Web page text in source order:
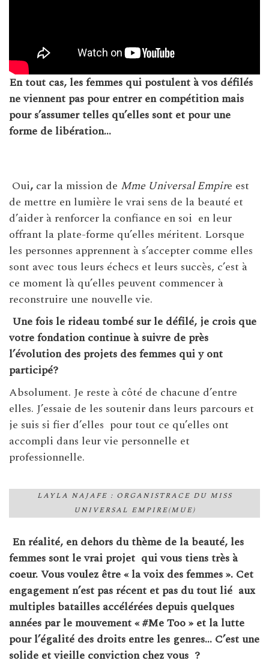
En tout cas, les femmes qui postulent à vos défilés
ne viennent pas pour entrer en compétition mais
pour s’assumer telles qu’elles sont et pour une
forme de libération…
Oui, car la mission de Mme Universal Empire est
de mettre en lumière le vrai sens de la beauté et
d’aider à renforcer la confiance en soi en leur
offrant la plate-forme qu’elles méritent. Lorsque
les personnes apprennent à s’accepter comme elles
sont avec tous leurs échecs et leurs succès, c’est à
ce moment là qu’elles peuvent commencer à
reconstruire une nouvelle vie.
Une fois le rideau tombé sur le défilé, je crois que
votre fondation continue à suivre de près
l’évolution des projets des femmes qui y ont
participé?
Absolument. Je reste à côté de chacune d’entre
elles. J’essaie de les soutenir dans leurs parcours et
je suis si fier d’elles pour tout ce qu’elles ont
accompli dans leur vie personnelle et
professionnelle.
LAYLA NAJAFE : ORGANISTRACE DU MISS
UNIVERSAL EMPIRE(MUE)
En réalité, en dehors du thème de la beauté, les
femmes sont le vrai projet qui vous tiens très à
coeur. Vous voulez être « la voix des femmes ». Cet
engagement n’est pas récent et pas du tout lié aux
multiples batailles accélérées depuis quelques
années par le mouvement « #Me Too » et la lutte
pour l’égalité des droits entre les genres… C’est une
solide et vieille conviction chez vous ?